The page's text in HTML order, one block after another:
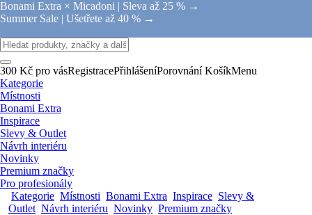
Bonami Extra × Micadoni | Sleva až 25 % →
Summer Sale | Ušetřete až 40 % →
300 Kč pro vásRegistracePřihlášeníPorovnání KošíkMenu
Kategorie
Místnosti
Bonami Extra
Inspirace
Slevy & Outlet
Návrh interiéru
Novinky
Premium značky
Pro profesionály
Kategorie Místnosti Bonami Extra Inspirace Slevy &
Outlet Návrh interiéru Novinky Premium značky